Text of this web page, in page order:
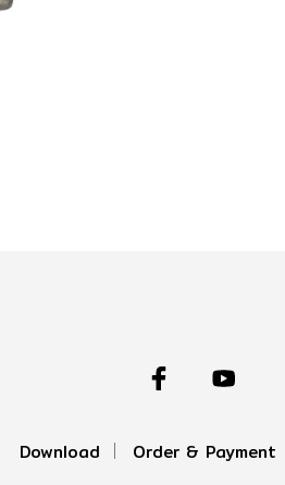
Download Order & Payment